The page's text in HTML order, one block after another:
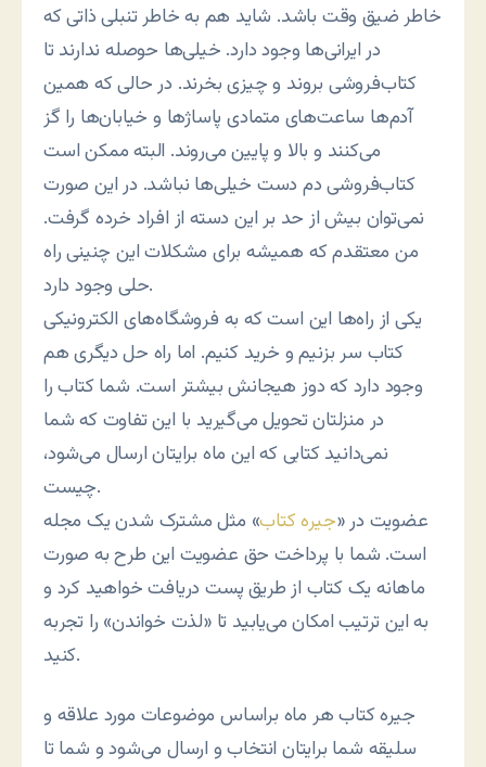
خاطر ضیق وقت باشد. شاید هم به خاطر تنبلی ذاتی که
در ایرانی‌ها وجود دارد. خیلی‌ها حوصله ندارند تا
کتاب‌فروشی بروند و چیزی بخرند. در حالی که همین
آدم‌ها ساعت‌های متمادی پاساژها و خیابان‌ها را گز
می‌کنند و بالا و پایین می‌روند. البته ممکن است
کتاب‌فروشی دم دست خیلی‌ها نباشد. در این صورت
نمی‌توان بیش از حد بر این دسته از افراد خرده گرفت.
من معتقدم که همیشه برای مشکلات این چنینی راه
حلی وجود دارد.
یکی از راه‌ها این است که به فروشگاه‌های الکترونیکی
کتاب سر بزنیم و خرید کنیم. اما راه حل دیگری هم
وجود دارد که دوز هیجانش بیشتر است. شما کتاب را
در منزلتان تحویل می‌گیرید با این تفاوت که شما
نمی‌دانید کتابی که این ماه برایتان ارسال می‌شود،
چیست.
عضویت در «جیره کتاب» مثل مشترک شدن یک مجله
است. شما با پرداخت حق عضویت این طرح به صورت
ماهانه یک کتاب از طریق پست دریافت خواهید کرد و
به این ترتیب امکان می‌یابید تا «لذت خواندن» را تجربه
کنید.
جیره کتاب هر ماه براساس موضوعات مورد علاقه و
سلیقه شما برایتان انتخاب و ارسال می‌شود و شما تا